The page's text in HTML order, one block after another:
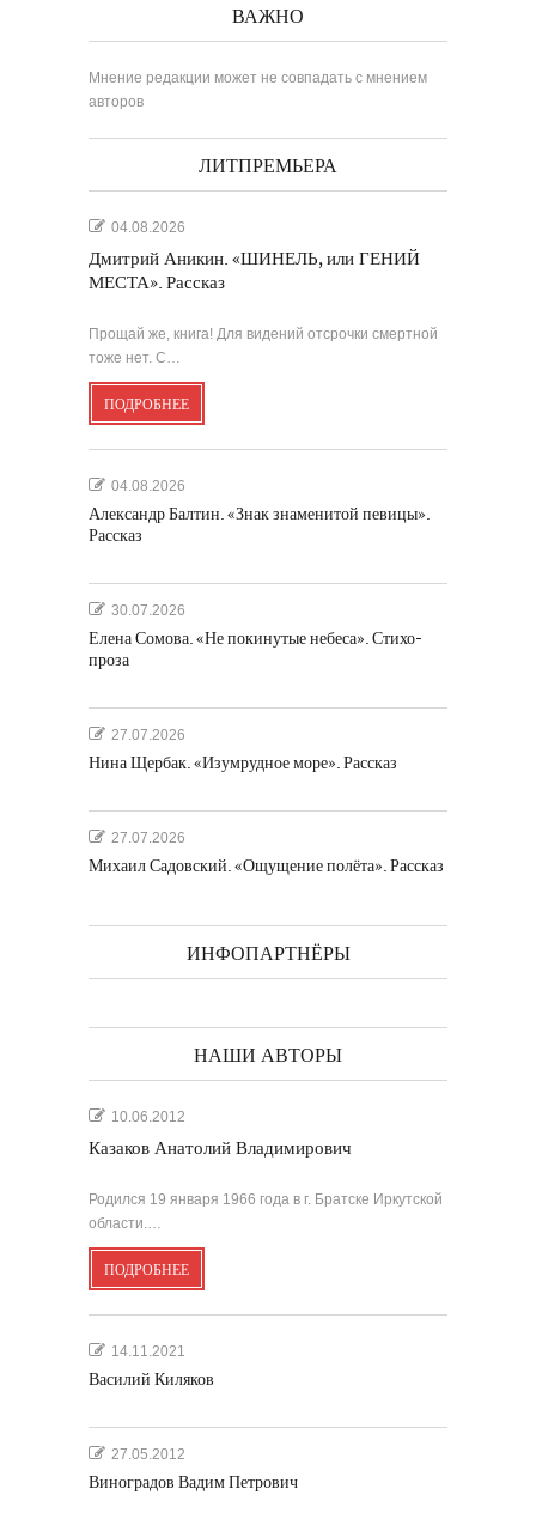
ВАЖНО
Мнение редакции может не совпадать с мнением
авторов
ЛИТПРЕМЬЕРА
04.08.2026
Дмитрий Аникин. «ШИНЕЛЬ, или ГЕНИЙ
МЕСТА». Рассказ
Прощай же, книга! Для видений отсрочки смертной
тоже нет. С…
ПОДРОБНЕЕ
04.08.2026
Александр Балтин. «Знак знаменитой певицы».
Рассказ
30.07.2026
Елена Сомова. «Не покинутые небеса». Стихо-
проза
27.07.2026
Нина Щербак. «Изумрудное море». Рассказ
27.07.2026
Михаил Садовский. «Ощущение полёта». Рассказ
ИНФОПАРТНЁРЫ
НАШИ АВТОРЫ
10.06.2012
Казаков Анатолий Владимирович
Родился 19 января 1966 года в г. Братске Иркутской
области.…
ПОДРОБНЕЕ
14.11.2021
Василий Киляков
27.05.2012
Виноградов Вадим Петрович